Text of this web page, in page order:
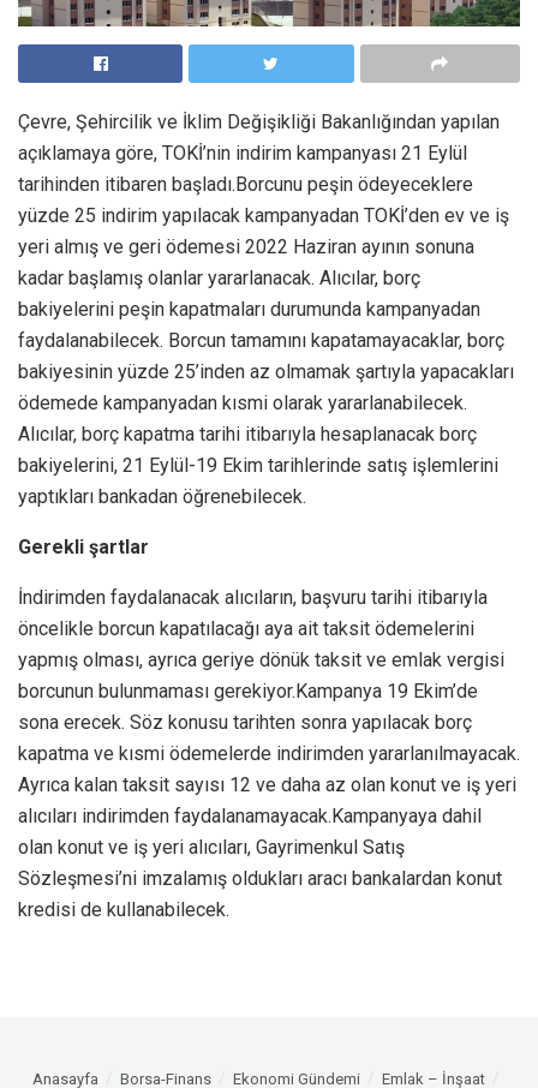
Çevre, Şehircilik ve İklim Değişikliği Bakanlığından yapılan
açıklamaya göre, TOKİ’nin indirim kampanyası 21 Eylül
tarihinden itibaren başladı.Borcunu peşin ödeyeceklere
yüzde 25 indirim yapılacak kampanyadan TOKİ’den ev ve iş
yeri almış ve geri ödemesi 2022 Haziran ayının sonuna
kadar başlamış olanlar yararlanacak. Alıcılar, borç
bakiyelerini peşin kapatmaları durumunda kampanyadan
faydalanabilecek. Borcun tamamını kapatamayacaklar, borç
bakiyesinin yüzde 25’inden az olmamak şartıyla yapacakları
ödemede kampanyadan kısmi olarak yararlanabilecek.
Alıcılar, borç kapatma tarihi itibarıyla hesaplanacak borç
bakiyelerini, 21 Eylül-19 Ekim tarihlerinde satış işlemlerini
yaptıkları bankadan öğrenebilecek.
Gerekli şartlar
İndirimden faydalanacak alıcıların, başvuru tarihi itibarıyla
öncelikle borcun kapatılacağı aya ait taksit ödemelerini
yapmış olması, ayrıca geriye dönük taksit ve emlak vergisi
borcunun bulunmaması gerekiyor.Kampanya 19 Ekim’de
sona erecek. Söz konusu tarihten sonra yapılacak borç
kapatma ve kısmi ödemelerde indirimden yararlanılmayacak.
Ayrıca kalan taksit sayısı 12 ve daha az olan konut ve iş yeri
alıcıları indirimden faydalanamayacak.Kampanyaya dahil
olan konut ve iş yeri alıcıları, Gayrimenkul Satış
Sözleşmesi’ni imzalamış oldukları aracı bankalardan konut
kredisi de kullanabilecek.
Anasayfa Borsa-Finans Ekonomi Gündemi Emlak – İnşaat